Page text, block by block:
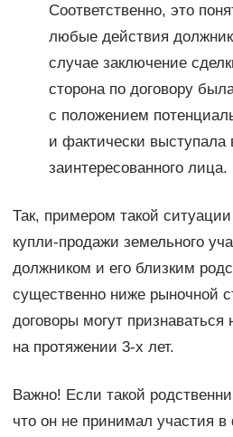
Соответственно, это
любые действия
случае заключение
сторона по договору
с положением
и фактически выступала
заинтересованного лица.
Так, примером такой
купли-продажи земельного
должником и его близким
существенно ниже рыночной
договоры могут
на протяжении 3-х лет.
Важно! Если такой
что он не принимал участия